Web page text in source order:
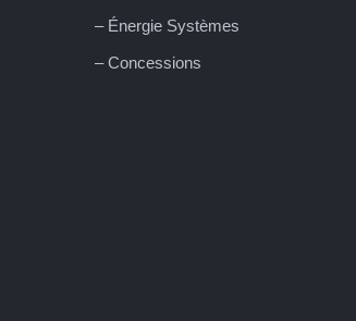
– Énergie Systèmes
– Concessions